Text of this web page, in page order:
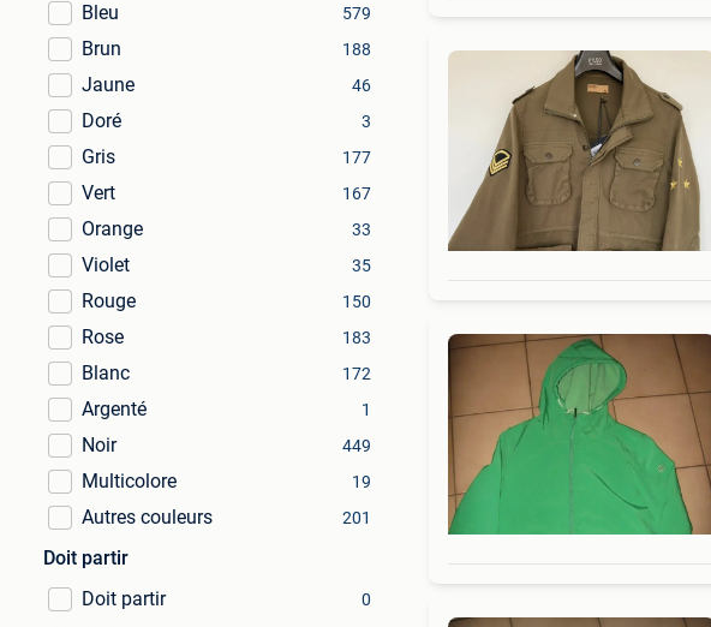
Bleu 579
Brun 188
Jaune 46
Doré 3
Gris 177
Vert 167
Orange 33
Violet 35
Rouge 150
Rose 183
Blanc 172
Argenté 1
Noir 449
Multicolore 19
Autres couleurs 201
Doit partir
Doit partir
0